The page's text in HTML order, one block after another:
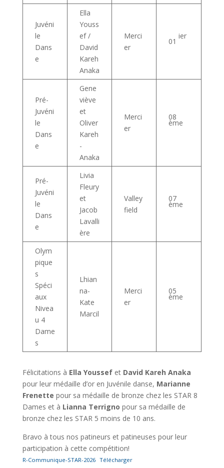
Juvéni
le
Dans
e
Ella
Youss
ef /
David
Kareh
Anaka
Merci
er
01
ier
Pré-
Juvéni
le
Dans
e
Gene
viève
et
Oliver
Kareh
-
Anaka
Merci
er
08
ème
Pré-
Juvéni
le
Dans
e
Livia
Fleury
et
Jacob
Lavalli
ère
Valley
field
07
ème
Olym
pique
s
Spéci
aux
Nivea
u 4
Dame
s
Lhian
na-
Kate
Marcil
Merci
er
05
ème
Félicitations à Ella Youssefet David Kareh Anaka
pour leur médaille d’or en Juvénile danse, Marianne
Frenette pour sa médaille de bronze chez les STAR 8
Dames et à Lianna Terrigno pour sa médaille de
bronze chez les STAR 5 moins de 10 ans.
Bravo à tous nos patineurs et patineuses pour leur
participation à cette compétition!
R-Communique-STAR-2026 Télécharger